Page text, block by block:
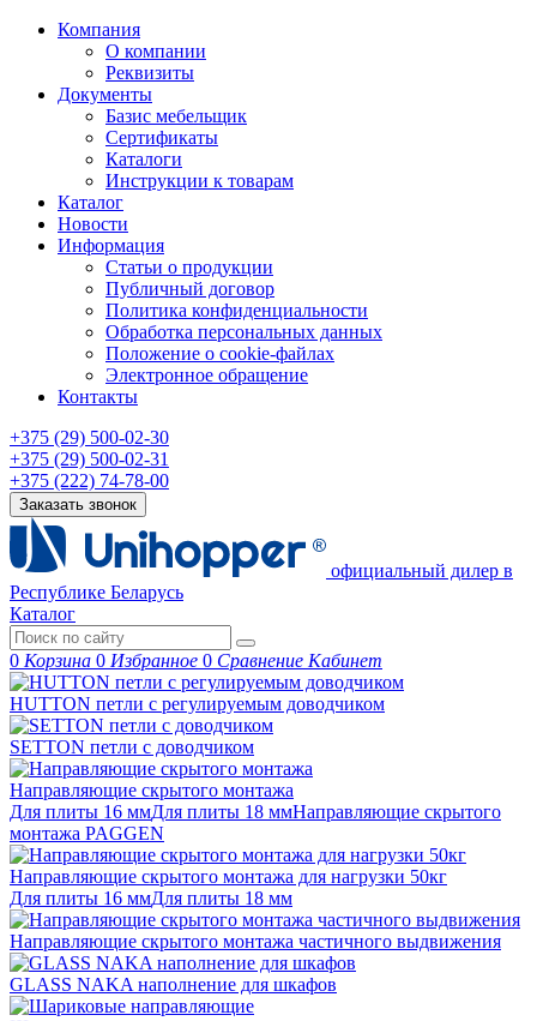
Компания
О компании
Реквизиты
Документы
Базис мебельщик
Сертификаты
Каталоги
Инструкции к товарам
Каталог
Новости
Информация
Статьи о продукции
Публичный договор
Политика конфиденциальности
Обработка персональных данных
Положение о cookie-файлах
Электронное обращение
Контакты
+375 (29) 500-02-30
+375 (29) 500-02-31
+375 (222) 74-78-00
Заказать звонок
официальный дилер в
Республике Беларусь
Каталог
0 Корзина 0 Избранное 0 Сравнение Кабинет
HUTTON петли с регулируемым доводчиком
SETTON петли с доводчиком
Направляющие скрытого монтажа
Для плиты 16 ммДля плиты 18 ммНаправляющие скрытого
монтажа PAGGEN
Направляющие скрытого монтажа для нагрузки 50кг
Для плиты 16 ммДля плиты 18 мм
Направляющие скрытого монтажа частичного выдвижения
GLASS NAKA наполнение для шкафов